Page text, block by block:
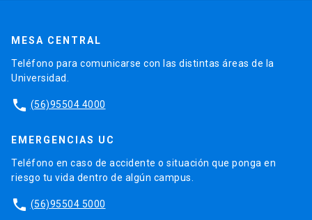
MESA CENTRAL
Teléfono para comunicarse con las distintas áreas de la
Universidad.
phone (56)95504 4000
EMERGENCIAS UC
Teléfono en caso de accidente o situación que ponga en
riesgo tu vida dentro de algún campus.
phone (56)95504 5000